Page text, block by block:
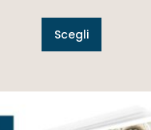
Scegli